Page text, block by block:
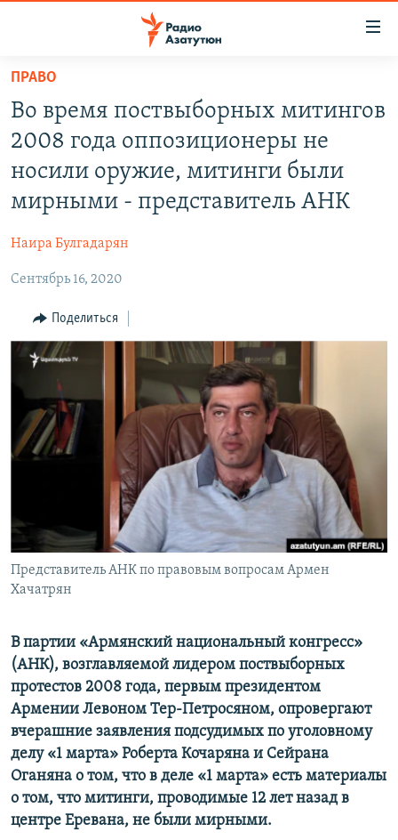
Перейти
основному
содержанию
основной
Перейти
НОВОСТИ
РЕГИОН
НАГОРНЫЙ КАРАБАХ
КУЛЬТУРА
СПОРТ
АРХИВ
Հայերեն
English
Все сайты Радио Азатутюн
ПРАВО
Во время поствыборных митингов
2008 года оппозиционеры не
носили оружие, митинги были
мирными - представитель АНК
Наира Булгадарян
Сентябрь 16, 2020
Поделиться
Представитель АНК по правовым вопросам Армен
Хачатрян
В партии «Армянский национальный конгресс»
(АНК), возглавляемой лидером поствыборных
протестов 2008 года, первым президентом
Армении Левоном Тер-Петросяном, опровергают
вчерашние заявления подсудимых по уголовному
делу «1 марта» Роберта Кочаряна и Сейрана
Оганяна о том, что в деле «1 марта» есть материалы
о том, что митинги, проводимые 12 лет назад в
центре Еревана, не были мирными.